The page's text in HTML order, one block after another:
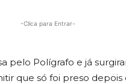
-Clica para Entrar-
pelo Polígrafo e já
que só foi preso depois